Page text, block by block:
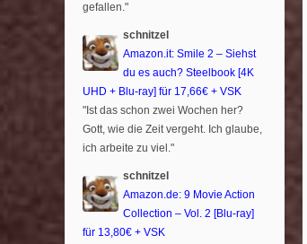
gefallen."
schnitzel
Amazon.it: Smile 2 – Siehst
du es auch? Steelbook [4K
UHD + Blu-ray] für 17,66€ + VSK
"Ist das schon zwei Wochen her?
Gott, wie die Zeit vergeht. Ich glaube,
ich arbeite zu viel."
schnitzel
Amazon.de: 9 Movie Action
Collection – Vol. 2 [Blu-ray]
für 13,80€ + VSK